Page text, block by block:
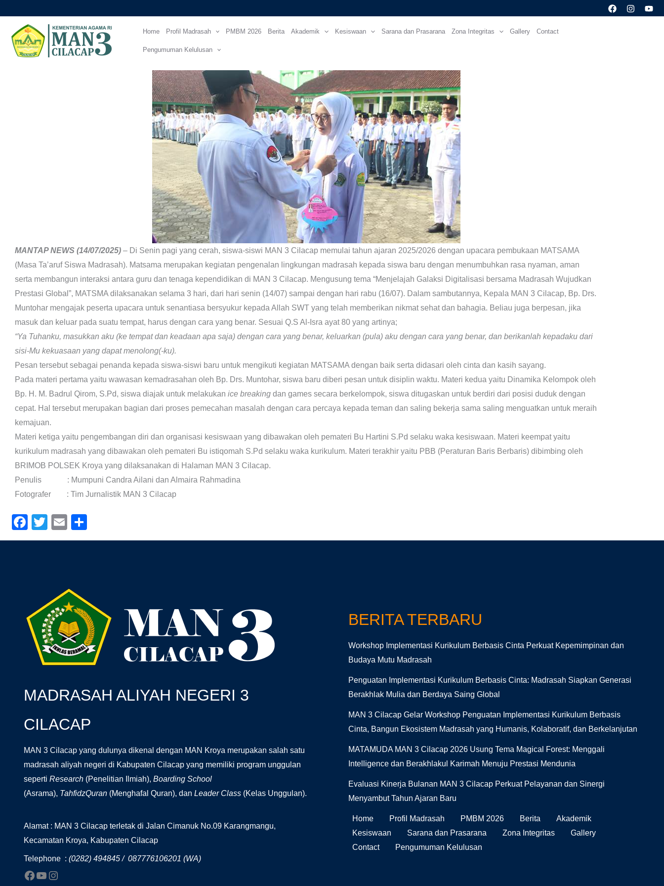
konten
Home Profil Madrasah PMBM 2026 Berita Akademik Kesiswaan Sarana dan Prasarana Zona Integritas Gallery Contact
Pengumuman Kelulusan
MANTAP NEWS (14/07/2025) – Di Senin pagi yang cerah, siswa-siswi MAN 3 Cilacap memulai tahun ajaran 2025/2026 dengan upacara pembukaan MATSAMA
(Masa Ta’aruf Siswa Madrasah). Matsama merupakan kegiatan pengenalan lingkungan madrasah kepada siswa baru dengan menumbuhkan rasa nyaman, aman
serta membangun interaksi antara guru dan tenaga kependidikan di MAN 3 Cilacap. Mengusung tema “Menjelajah Galaksi Digitalisasi bersama Madrasah Wujudkan
Prestasi Global”, MATSMA dilaksanakan selama 3 hari, dari hari senin (14/07) sampai dengan hari rabu (16/07). Dalam sambutannya, Kepala MAN 3 Cilacap, Bp. Drs.
Muntohar mengajak peserta upacara untuk senantiasa bersyukur kepada Allah SWT yang telah memberikan nikmat sehat dan bahagia. Beliau juga berpesan, jika
masuk dan keluar pada suatu tempat, harus dengan cara yang benar. Sesuai Q.S Al-Isra ayat 80 yang artinya;
“Ya Tuhanku, masukkan aku (ke tempat dan keadaan apa saja) dengan cara yang benar, keluarkan (pula) aku dengan cara yang benar, dan berikanlah kepadaku dari
sisi-Mu kekuasaan yang dapat menolong(-ku).
Pesan tersebut sebagai penanda kepada siswa-siswi baru untuk mengikuti kegiatan MATSAMA dengan baik serta didasari oleh cinta dan kasih sayang.
Pada materi pertama yaitu wawasan kemadrasahan oleh Bp. Drs. Muntohar, siswa baru diberi pesan untuk disiplin waktu. Materi kedua yaitu Dinamika Kelompok oleh
Bp. H. M. Badrul Qirom, S.Pd, siswa diajak untuk melakukan ice breaking dan games secara berkelompok, siswa ditugaskan untuk berdiri dari posisi duduk dengan
cepat. Hal tersebut merupakan bagian dari proses pemecahan masalah dengan cara percaya kepada teman dan saling bekerja sama saling menguatkan untuk meraih
kemajuan.
Materi ketiga yaitu pengembangan diri dan organisasi kesiswaan yang dibawakan oleh pemateri Bu Hartini S.Pd selaku waka kesiswaan. Materi keempat yaitu
kurikulum madrasah yang dibawakan oleh pemateri Bu istiqomah S.Pd selaku waka kurikulum. Materi terakhir yaitu PBB (Peraturan Baris Berbaris) dibimbing oleh
BRIMOB POLSEK Kroya yang dilaksanakan di Halaman MAN 3 Cilacap.
Penulis : Mumpuni Candra Ailani dan Almaira Rahmadina
Fotografer : Tim Jurnalistik MAN 3 Cilacap
Facebook
TwitterEmail
MADRASAH ALIYAH NEGERI 3
CILACAP
MAN 3 Cilacap yang dulunya dikenal dengan MAN Kroya merupakan salah satu
madrasah aliyah negeri di Kabupaten Cilacap yang memiliki program unggulan
seperti Research (Penelitian Ilmiah), Boarding School
(Asrama), TahfidzQuran (Menghafal Quran), dan Leader Class (Kelas Unggulan).
Alamat : MAN 3 Cilacap terletak di Jalan Cimanuk No.09 Karangmangu,
Kecamatan Kroya, Kabupaten Cilacap
Telephone : (0282) 494845 / 087776106201 (WA)
BERITA TERBARU
Workshop Implementasi Kurikulum Berbasis Cinta Perkuat Kepemimpinan dan
Budaya Mutu Madrasah
Penguatan Implementasi Kurikulum Berbasis Cinta: Madrasah Siapkan Generasi
Berakhlak Mulia dan Berdaya Saing Global
MAN 3 Cilacap Gelar Workshop Penguatan Implementasi Kurikulum Berbasis
Cinta, Bangun Ekosistem Madrasah yang Humanis, Kolaboratif, dan Berkelanjutan
MATAMUDA MAN 3 Cilacap 2026 Usung Tema Magical Forest: Menggali
Intelligence dan Berakhlakul Karimah Menuju Prestasi Mendunia
Evaluasi Kinerja Bulanan MAN 3 Cilacap Perkuat Pelayanan dan Sinergi
Menyambut Tahun Ajaran Baru
Home Profil Madrasah PMBM 2026 Berita
Akademik
Kesiswaan
Sarana dan Prasarana Zona Integritas
Gallery
Contact
Pengumuman Kelulusan